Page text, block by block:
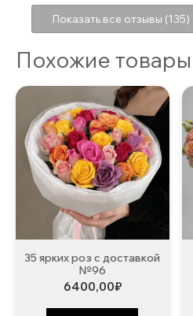
Показать все отзывы (135)
Похожие товары
35 ярких роз с доставкой
№96
6400,00₽